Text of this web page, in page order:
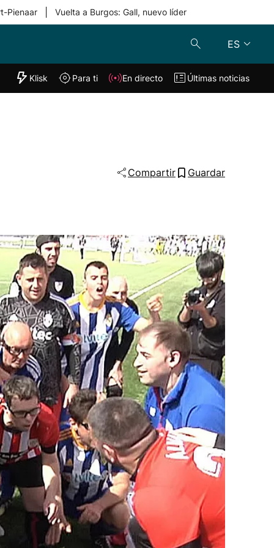
Pienaar Vuelta a Burgos: Gall, nuevo líder
ES
"Helmuga"
Klisk En directo
Klisk Para ti En directo Últimas noticias
Compartir Guardar